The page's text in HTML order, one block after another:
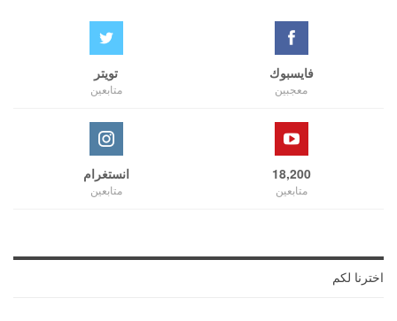
فايسبوك
معجبين
تويتر
متابعين
18,200
متابعين
انستغرام
متابعين
اخترنا لكم